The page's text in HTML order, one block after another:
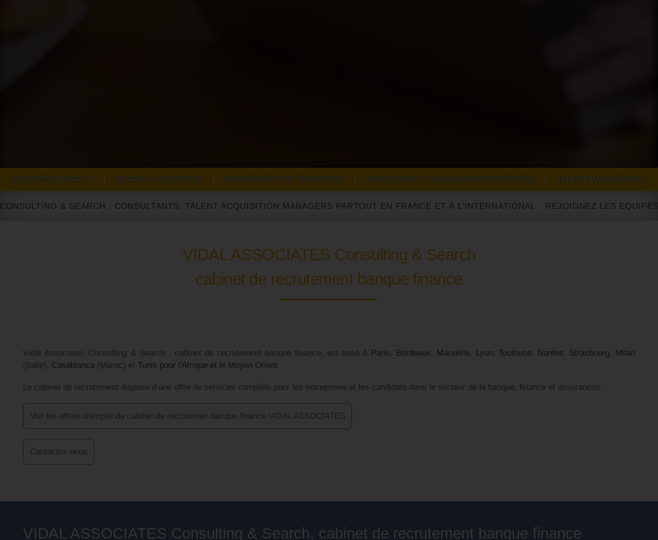
EXECUTIVE SEARCH SEARCH & SELECTION MANAGEMENT DE TRANSITION ASSESSMENT / EVALUATION DE POTENTIEL TALENT MANAGEMENT
& SEARCH : CONSULTANTS, TALENT ACQUISITION MANAGERS PARTOUT EN FRANCE ET À L'INTERNATIONAL
VIDAL ASSOCIATES Consulting & Search
cabinet de recrutement banque finance
Vidal Associates Consulting & Search , cabinet de recrutement banque finance, est basé à Paris, Bordeaux, Marseille, Lyon,Toulouse, Nantes, Strasbourg, Milan
(Italie), Casablanca (Maroc) et Tunis pour l'Afrique et le Moyen Orient
Le cabinet de recrutement dispose d’une offre de services complète pour les entreprises et les candidats dans le secteur de la banque, finance et assurances.
Voir les offres d'emploi du cabinet de recrutemen banque finance VIDAL ASSOCIATES
Contactez-nous
VIDAL ASSOCIATES Consulting & Search, cabinet de recrutement banque finance